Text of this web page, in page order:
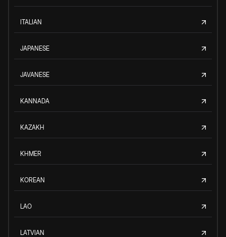
ITALIAN
JAPANESE
JAVANESE
KANNADA
KAZAKH
KHMER
KOREAN
LAO
LATVIAN